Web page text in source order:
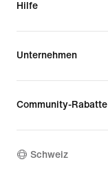
Hilfe
Unternehmen
Community-Rabatte
Schweiz